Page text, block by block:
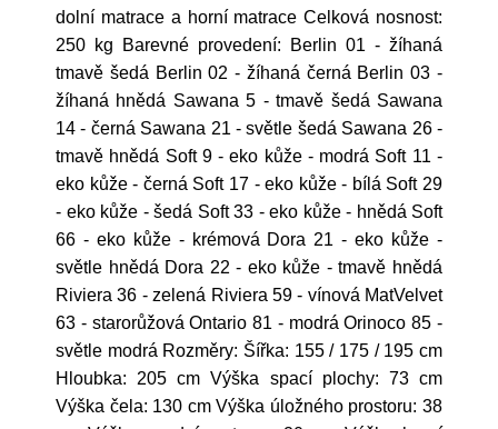
dolní matrace a horní matrace Celková nosnost:
250 kg Barevné provedení: Berlin 01 - žíhaná
tmavě šedá Berlin 02 - žíhaná černá Berlin 03 -
žíhaná hnědá Sawana 5 - tmavě šedá Sawana
14 - černá Sawana 21 - světle šedá Sawana 26 -
tmavě hnědá Soft 9 - eko kůže - modrá Soft 11 -
eko kůže - černá Soft 17 - eko kůže - bílá Soft 29
- eko kůže - šedá Soft 33 - eko kůže - hnědá Soft
66 - eko kůže - krémová Dora 21 - eko kůže -
světle hnědá Dora 22 - eko kůže - tmavě hnědá
Riviera 36 - zelená Riviera 59 - vínová MatVelvet
63 - starorůžová Ontario 81 - modrá Orinoco 85 -
světle modrá Rozměry: Šířka: 155 / 175 / 195 cm
Hloubka: 205 cm Výška spací plochy: 73 cm
Výška čela: 130 cm Výška úložného prostoru: 38